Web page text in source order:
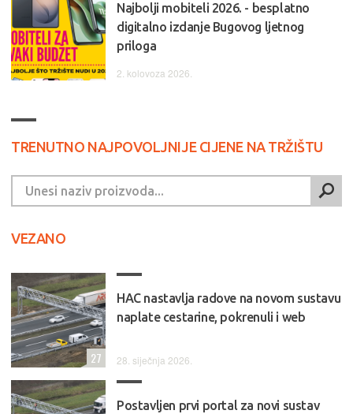
Najbolji mobiteli 2026. - besplatno
digitalno izdanje Bugovog ljetnog
priloga
2. kolovoza 2026.
TRENUTNO NAJPOVOLJNIJE CIJENE NA TRŽIŠTU
VEZANO
HAC nastavlja radove na novom sustavu
naplate cestarine, pokrenuli i web
28. siječnja 2026.
27
Postavljen prvi portal za novi sustav